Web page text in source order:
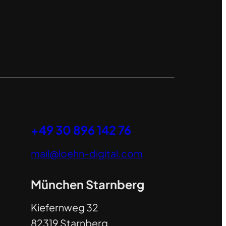
+49 30 896 142 76
mail@loehn-digital.com
München Starnberg
Kiefernweg 32
82319 Starnberg